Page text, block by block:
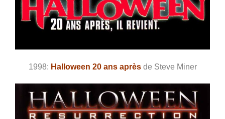
1998: Halloween 20 ans aprèsde Steve Miner